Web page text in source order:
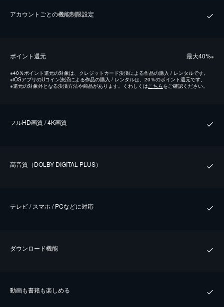
アカウントごとの機能制限設定
ポイント還元 最⼤40%※
※40％ポイント還元の対象は、クレジットカード決済による作品の購入 / レンタルです。
※iOSアプリのUコイン決済による作品の購入 / レンタルは、20％のポイント還元です。
※還元の対象外となる決済方法や商品があります。くわしくはこちらをご確認ください。
フルHD画質 / 4K画質
⾼⾳質（DOLBY DIGITAL PLUS）
テレビ / スマホ / PCなどに対応
ダウンロード機能
動画も書籍も楽しめる